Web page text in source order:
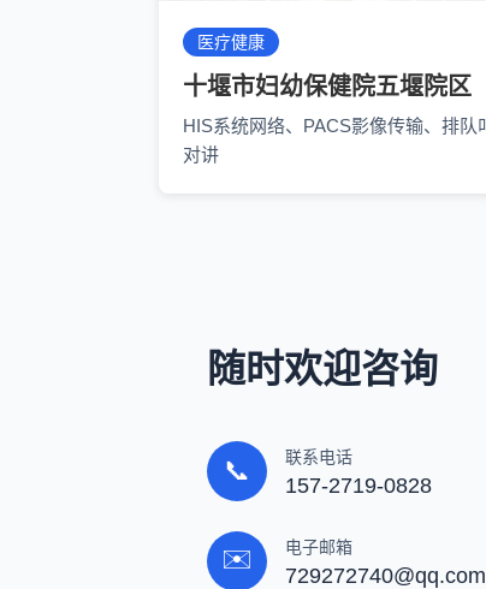
医疗健康
十堰市妇幼保健院五堰院区
HIS系统网络、PACS影像传输、排队
对讲
随时欢迎咨询
📞 联系电话
157-2719-0828
✉️ 电子邮箱
729272740@qq.com